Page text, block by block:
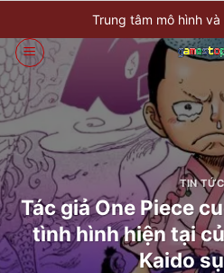
qua
nội
dung
Trung tâm mô hình
TIN TỨC
Tác giả One Piece
tình hình hiện tại
Kaido